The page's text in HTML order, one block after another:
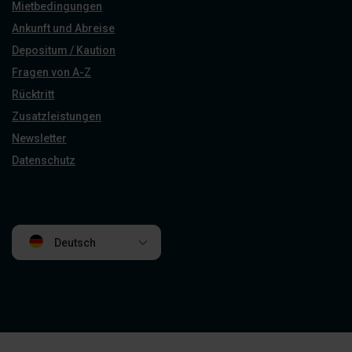
Mietbedingungen
Ankunft und Abreise
Depositum / Kaution
Fragen von A-Z
Rücktritt
Zusatzleistungen
Newsletter
Datenschutz
Deutsch